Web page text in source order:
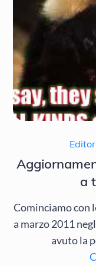
a
Cominciamo con
a marzo 2011
avuto la